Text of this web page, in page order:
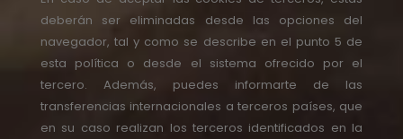
deberán ser eliminadas desde las opciones del
navegador, tal y como se describe en el punto 5 de
esta política o desde el sistema ofrecido por el
tercero. Además, puedes informarte de las
transferencias internacionales a terceros países, que
en su caso realizan los terceros identificados en la